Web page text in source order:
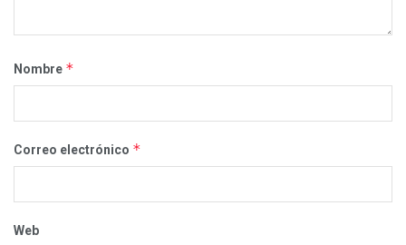
Nombre *
Correo electrónico *
Web